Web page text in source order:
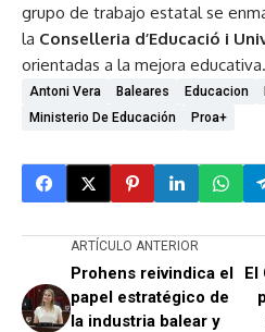
grupo de trabajo estatal se
la Conselleria d’Educació i
orientadas a la mejora educativa.
Antoni Vera Baleares Educacion
Ministerio De Educación
Proa+
ARTÍCULO ANTERIOR
Prohens reivindica el
papel estratégico de
la industria balear y
El